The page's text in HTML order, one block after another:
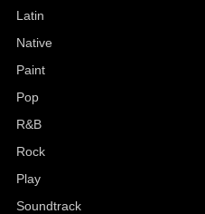
Latin
Native
Paint
Pop
R&B
Rock
Play
Soundtrack